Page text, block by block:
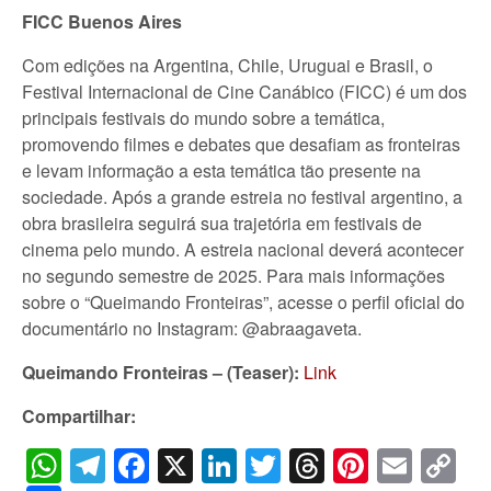
FICC Buenos Aires
Com edições na Argentina, Chile, Uruguai e Brasil, o
Festival Internacional de Cine Canábico (FICC) é um dos
principais festivais do mundo sobre a temática,
promovendo filmes e debates que desafiam as fronteiras
e levam informação a esta temática tão presente na
sociedade. Após a grande estreia no festival argentino, a
obra brasileira seguirá sua trajetória em festivais de
cinema pelo mundo. A estreia nacional deverá acontecer
no segundo semestre de 2025. Para mais informações
sobre o “Queimando Fronteiras”, acesse o perfil oficial do
documentário no Instagram: @abraagaveta.
Queimando Fronteiras – (Teaser): Link
Compartilhar:
WhatsApp
Telegram
Facebook
X LinkedIn
Twitter
Threads